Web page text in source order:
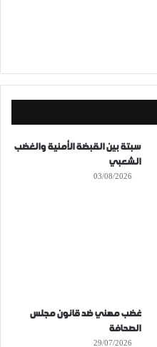
سبتة بين القبضة الأمنية والغضب
الشعبي
03/08/2026
غضب مهني ضد قانون مجلس
الصحافة
29/07/2026